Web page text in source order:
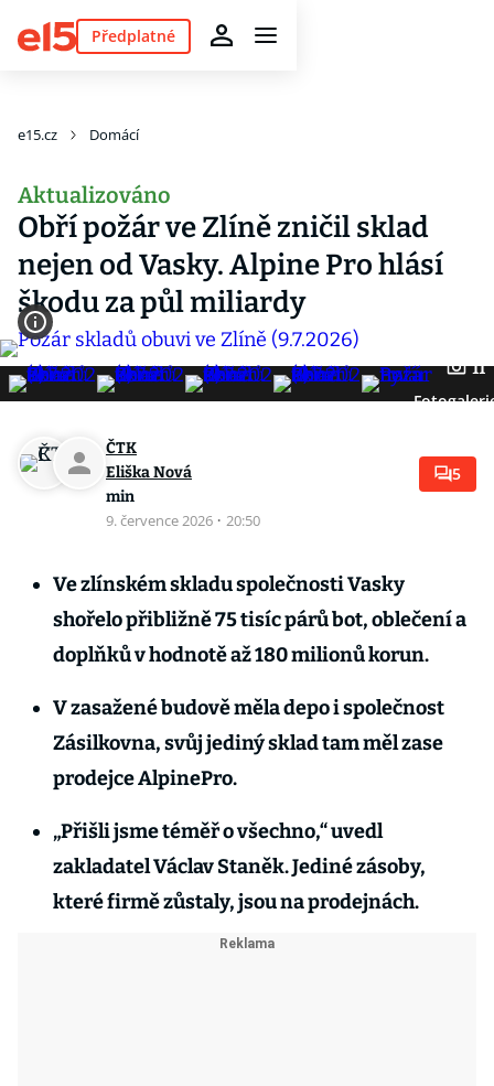
Předplatné
e15.cz Domácí
Aktualizováno
Obří požár ve Zlíně zničil sklad
nejen od Vasky. Alpine Pro hlásí
škodu za půl miliardy
11
ČTK
Eliška Nová
min
9. července 2026 · 20:50
5
Ve zlínském skladu společnosti Vasky
shořelo přibližně 75 tisíc párů bot, oblečení a
doplňků v hodnotě až 180 milionů korun.
V zasažené budově měla depo i společnost
Zásilkovna, svůj jediný sklad tam měl zase
prodejce AlpinePro.
„Přišli jsme téměř o všechno,“ uvedl
zakladatel Václav Staněk. Jediné zásoby,
které firmě zůstaly, jsou na prodejnách.